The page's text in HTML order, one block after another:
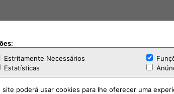
Estritamente Necessários
Estatísticas
site poderá usar cookies para lhe oferecer uma